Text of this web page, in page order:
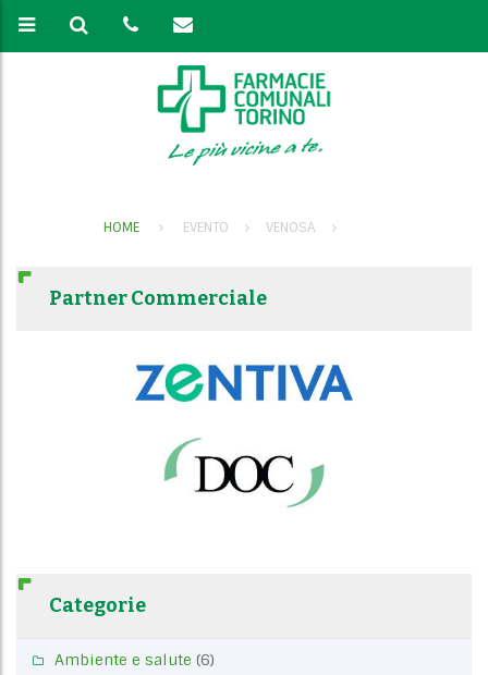
HOME EVENTO VENOSA
Partner Commerciale
Categorie
Ambiente e salute (6)